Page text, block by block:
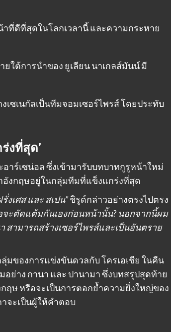
ที่ดีที่สุดในโลกเวลานี้ และความกระหาย
ใต้การนำของ ยูเลียน นาเกลส์มันน์ มี
ซเนกัลเป็นทีมจอมเซอร์ไพรส์ โดยประทับ
งที่สุด’
าร์เซน่อล ซึ่งเข้ามารับบทบาทกูรูหน้าใหม่
อังกฤษอยู่ในกลุ่มทีมที่แข็งแกร่งที่สุด
เศส และ สเปน”ชิรูด์กล่าวอย่างตรงไปตรง
ะตัดแต้มกันเองก่อนหน้านั้น? นอกจากนี้ผม
สามารถสร้างเซอร์ไพรส์และเป็นอันตราย
ของการแข่งขันดวลกับ โครเอเชีย ในคืน
ย่าง กานา และ ปานามา ซึ่งบทสรุปสุดท้าย
ฤษ หรือจะเป็นการตอกย้ำความยิ่งใหญ่ของ
จะเป็นผู้ให้คำตอบ